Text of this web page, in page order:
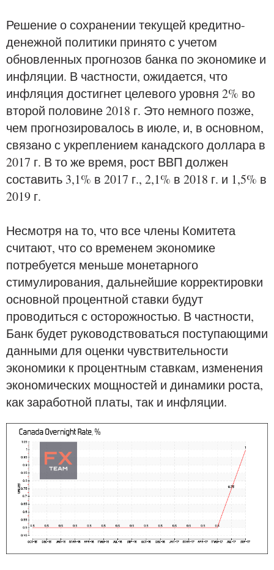
Решение о сохранении текущей кредитно-
денежной политики принято с учетом
обновленных прогнозов банка по экономике и
инфляции. В частности, ожидается, что
инфляция достигнет целевого уровня 2% во
второй половине 2018 г. Это немного позже,
чем прогнозировалось в июле, и, в основном,
связано с укреплением канадского доллара в
2017 г. В то же время, рост ВВП должен
составить 3,1% в 2017 г., 2,1% в 2018 г. и 1,5% в
2019 г.
Несмотря на то, что все члены Комитета
считают, что со временем экономике
потребуется меньше монетарного
стимулирования, дальнейшие корректировки
основной процентной ставки будут
проводиться с осторожностью. В частности,
Банк будет руководствоваться поступающими
данными для оценки чувствительности
экономики к процентным ставкам, изменения
экономических мощностей и динамики роста,
как заработной платы, так и инфляции.